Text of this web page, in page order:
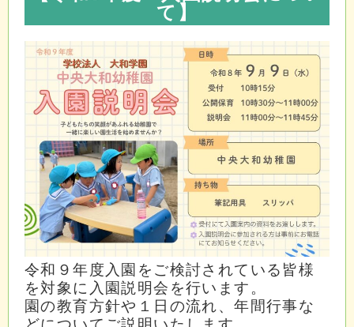
て 】
令和９年度入園をご検討されている皆様
を対象に入園説明会を行います。
園の教育方針や１日の流れ、年間行事な